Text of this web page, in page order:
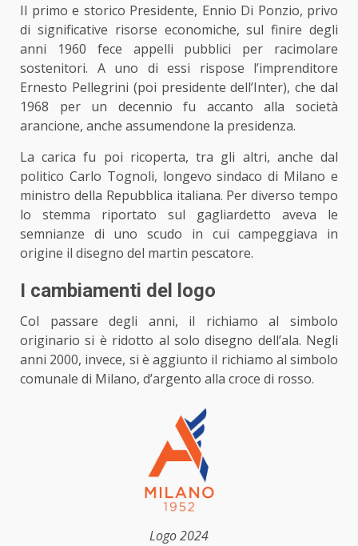
Il primo e storico Presidente, Ennio Di Ponzio, privo
di significative risorse economiche, sul finire degli
anni 1960 fece appelli pubblici per racimolare
sostenitori. A uno di essi rispose l’imprenditore
Ernesto Pellegrini (poi presidente dell’Inter), che dal
1968 per un decennio fu accanto alla società
arancione, anche assumendone la presidenza.
La carica fu poi ricoperta, tra gli altri, anche dal
politico Carlo Tognoli, longevo sindaco di Milano e
ministro della Repubblica italiana. Per diverso tempo
lo stemma riportato sul gagliardetto aveva le
semnianze di uno scudo in cui campeggiava in
origine il disegno del martin pescatore.
I cambiamenti del logo
Col passare degli anni, il richiamo al simbolo
originario si è ridotto al solo disegno dell’ala. Negli
anni 2000, invece, si è aggiunto il richiamo al simbolo
comunale di Milano, d’argento alla croce di rosso.
Logo 2024